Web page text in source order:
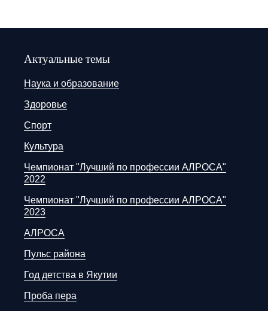
Актуальные темы
Наука и образование
Здоровье
Спорт
Культура
Чемпионат "Лучший по профессии АЛРОСА"
2022
Чемпионат "Лучший по профессии АЛРОСА"
2023
АЛРОСА
Пульс района
Год детства в Якутии
Проба пера